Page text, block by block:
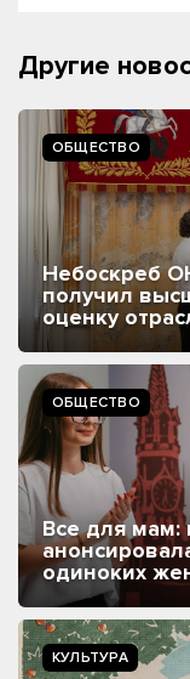
Другие
ОБЩЕСТВО
Небоскреб
получил
оценку
ОБЩЕСТВО
Все для
одиноких
КУЛЬТУРА